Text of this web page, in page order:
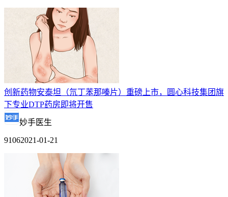
创新药物安泰坦（氘丁苯那嗪片）重磅上市，圆心科技集团旗
下专业DTP药房即将开售
妙手医生
91062021-01-21